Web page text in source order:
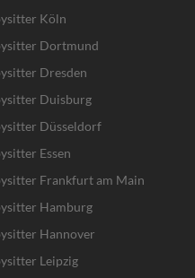
Köln
Dortmund
Dresden
Duisburg
Düsseldorf
Essen
Frankfurt am Main
Hamburg
Hannover
Leipzig